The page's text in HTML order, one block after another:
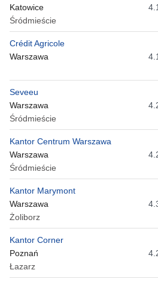
Katowice
Śródmieście
Crédit Agricole
Warszawa
Seveeu
Warszawa
Śródmieście
Kantor Centrum Warszawa
Warszawa
Śródmieście
Kantor Marymont
Warszawa
Żoliborz
Kantor Corner
Poznań
Łazarz